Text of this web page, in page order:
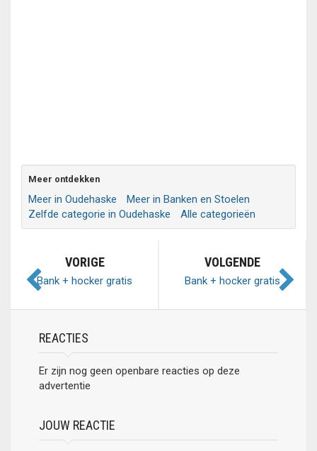
Meer ontdekken
Meer in Oudehaske
Meer in Banken en Stoelen
Zelfde categorie in Oudehaske
Alle categorieën
VORIGE
Bank + hocker gratis
VOLGENDE
Bank + hocker gratis
REACTIES
Er zijn nog geen openbare reacties op deze
advertentie
JOUW REACTIE